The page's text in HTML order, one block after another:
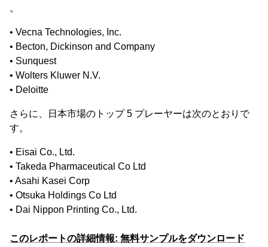
。
• Vecna Technologies, Inc.
• Becton, Dickinson and Company
• Sunquest
• Wolters Kluwer N.V.
• Deloitte
さらに、日本市場のトップ 5 プレーヤーは次のとおりで
す。
• Eisai Co., Ltd.
• Takeda Pharmaceutical Co Ltd
• Asahi Kasei Corp
• Otsuka Holdings Co Ltd
• Dai Nippon Printing Co., Ltd.
このレポートの詳細情報: 無料サンプルをダウンロード